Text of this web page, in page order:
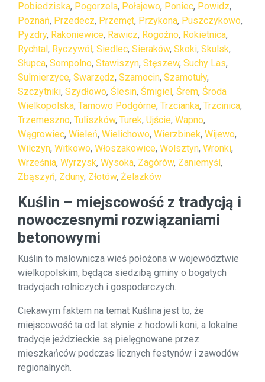
Pobiedziska, Pogorzela, Połajewo, Poniec, Powidz,
Poznań, Przedecz, Przemęt, Przykona, Puszczykowo,
Pyzdry, Rakoniewice, Rawicz, Rogoźno, Rokietnica,
Rychtal, Ryczywół, Siedlec, Sieraków, Skoki, Skulsk,
Słupca, Sompolno, Stawiszyn, Stęszew, Suchy Las,
Sulmierzyce, Swarzędz, Szamocin, Szamotuły,
Szczytniki, Szydłowo, Ślesin, Śmigiel, Śrem, Środa
Wielkopolska, Tarnowo Podgórne, Trzcianka, Trzcinica,
Trzemeszno, Tuliszków, Turek, Ujście, Wapno,
Wągrowiec, Wieleń, Wielichowo, Wierzbinek, Wijewo,
Wilczyn, Witkowo, Włoszakowice, Wolsztyn, Wronki,
Września, Wyrzysk, Wysoka, Zagórów, Zaniemyśl,
Zbąszyń, Zduny, Złotów, Żelazków
Kuślin – miejscowość z tradycją i
nowoczesnymi rozwiązaniami
betonowymi
Kuślin to malownicza wieś położona w województwie
wielkopolskim, będąca siedzibą gminy o bogatych
tradycjach rolniczych i gospodarczych.
Ciekawym faktem na temat Kuślina jest to, że
miejscowość ta od lat słynie z hodowli koni, a lokalne
tradycje jeździeckie są pielęgnowane przez
mieszkańców podczas licznych festynów i zawodów
regionalnych.